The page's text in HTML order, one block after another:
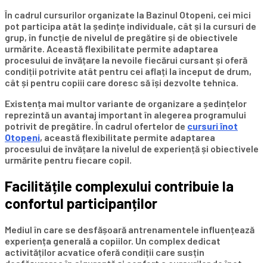
În cadrul cursurilor organizate la Bazinul Otopeni, cei mici
pot participa atât la ședințe individuale, cât și la cursuri de
grup, în funcție de nivelul de pregătire și de obiectivele
urmărite. Această flexibilitate permite adaptarea
procesului de învățare la nevoile fiecărui cursant și oferă
condiții potrivite atât pentru cei aflați la început de drum,
cât și pentru copiii care doresc să își dezvolte tehnica.
Existența mai multor variante de organizare a ședințelor
reprezintă un avantaj important în alegerea programului
potrivit de pregătire. În cadrul ofertelor de cursuri înot
Otopeni, această flexibilitate permite adaptarea
procesului de învățare la nivelul de experiență și obiectivele
urmărite pentru fiecare copil.
Facilitățile complexului contribuie la
confortul participanților
Mediul în care se desfășoară antrenamentele influențează
experiența generală a copiilor. Un complex dedicat
activităților acvatice oferă condiții care susțin